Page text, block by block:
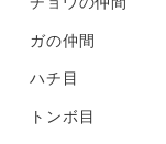
ガの仲間
ハチ目
トンボ目